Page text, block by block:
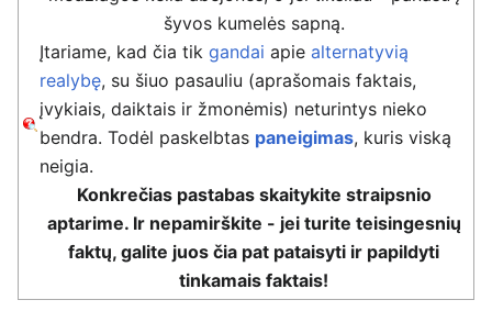
šyvos kumelės sapną.
Įtariame, kad čia tikgandai apiealternatyvią
realybę, su šiuo pasauliu (aprašomais faktais,
įvykiais, daiktais ir žmonėmis) neturintys nieko
bendra. Todėl paskelbtas paneigimas, kuris viską
neigia.
Konkrečias pastabas skaitykite straipsnio
aptarime. Ir nepamirškite - jei turite teisingesnių
faktų, galite juos čia pat pataisyti ir papildyti
tinkamais faktais!